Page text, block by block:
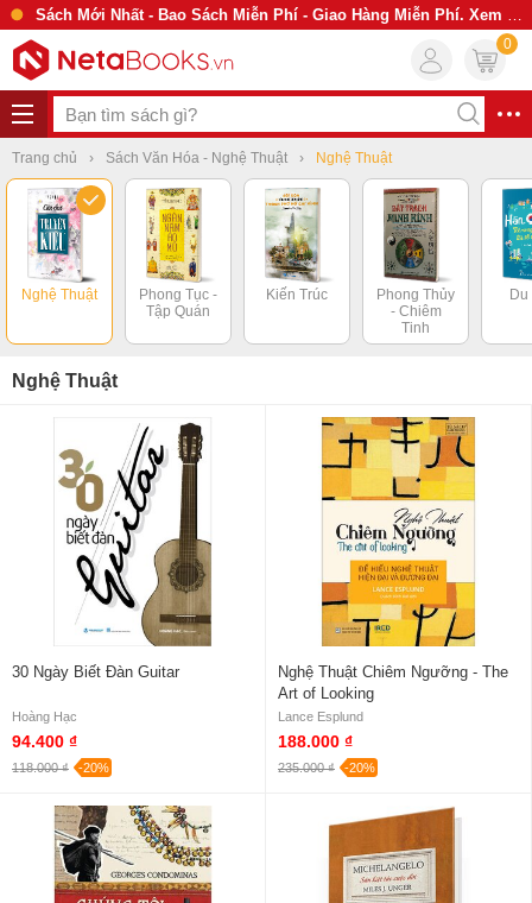
Sách Mới Nhất - Bao Sách Miễn Phí - Giao Hàng Miễn Phí. Xem Ngay
0
Trang chủ Sách Văn Hóa - Nghệ Thuật Nghệ Thuật
Nghệ Thuật
Phong Tục -
Tập Quán
Kiến Trúc
Phong Thủy
- Chiêm
Tinh
Nghệ Thuật
30 Ngày Biết Đàn Guitar
Hoàng Hạc
94.400 ₫
118.000 ₫ -20%
Nghệ Thuật Chiêm Ngưỡng - The
Art of Looking
Lance Esplund
188.000 ₫
235.000 ₫ -20%